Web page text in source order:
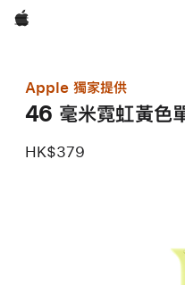
Apple
Apple 獨家提供
46 毫米霓虹黃色
HK$379